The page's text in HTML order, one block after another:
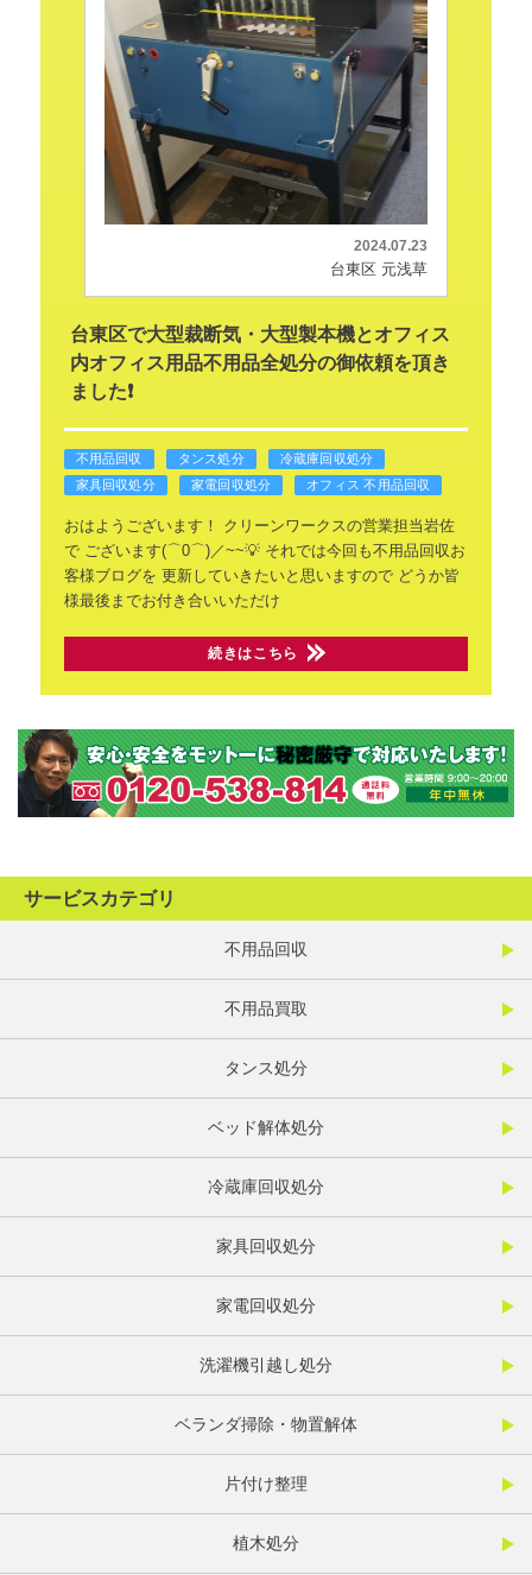
2024.07.23
台東区 元浅草
台東区で大型裁断気・大型製本機とオフィス
内オフィス用品不用品全処分の御依頼を頂き
ました❗
不用品回収 タンス処分
冷蔵庫回収処分
家具回収処分
家電回収処分 オフィス 不用品回収
おはようございます！
クリーンワークスの営業担当岩佐
でございます(⌒0⌒)／~~💡 それでは今回も不用品回収お
客様ブログを 更新していきたいと思いますのでどうか皆
様最後までお付き合いいただけ
続きはこちら
サービスカテゴリ
不用品回収
不用品買取
タンス処分
ベッド解体処分
冷蔵庫回収処分
家具回収処分
家電回収処分
洗濯機引越し処分
ベランダ掃除・物置解体
片付け整理
植木処分